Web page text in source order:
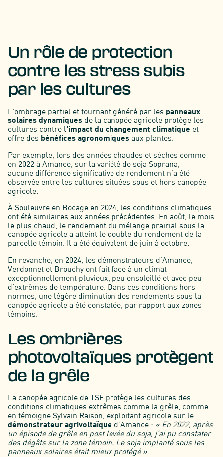
Un rôle de protection
contre les stress subis
par les cultures
L'ombrage partiel et tournant généré par les panneaux
solaires dynamiques de la canopée agricole protège les
cultures contre l'impact du changement climatique et
offre des bénéfices agronomiquesaux plantes.
Par exemple, lors des années chaudes et sèches comme
en 2022 à Amance, sur la variété de soja Soprana,
aucune différence significative de rendement n'a été
observée entre les cultures situées sous et hors canopée
agricole.
À Souleuvre en Bocage en 2024, les conditions climatiques
ont été similaires aux années précédentes. En août, le mois
le plus chaud, le rendement du mélange prairial sous la
canopée agricole a atteint le double du rendement de la
parcelle témoin. Il a été équivalent de juin à octobre.
En revanche, en 2024, les démonstrateurs d'Amance,
Verdonnet et Brouchy ont fait face à un climat
exceptionnellement pluvieux, peu ensoleillé et avec peu
d’extrêmes de température. Dans ces conditions hors
normes, une légère diminution des rendements sous la
canopée agricole a été constatée, par rapport aux zones
témoins.
Les ombrières
photovoltaïques protègent
de la grêle
La canopée agricole de TSE protège les cultures des
conditions climatiques extrêmes comme la grêle, comme
en témoigne Sylvain Raison, exploitant agricole sur le
démonstrateur agrivoltaïque d’Amance : « En 2022, après
un épisode de grêle en post levée du soja, j’ai pu constater
des dégâts sur la zone témoin. Le soja implanté sous les
panneaux solaires était mieux protégé ».